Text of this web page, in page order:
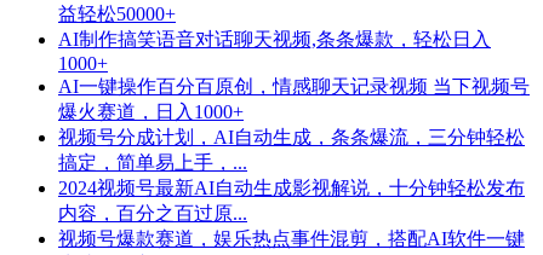
益轻松50000+
AI制作搞笑语音对话聊天视频,条条爆款，轻松日入
1000+
AI一键操作百分百原创，情感聊天记录视频 当下视频号
爆火赛道，日入1000+
视频号分成计划，AI自动生成，条条爆流，三分钟轻松
搞定，简单易上手，...
2024视频号最新AI自动生成影视解说，十分钟轻松发布
内容，百分之百过原...
视频号爆款赛道，娱乐热点事件混剪，搭配AI软件一键